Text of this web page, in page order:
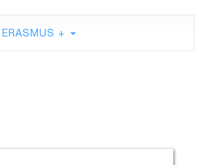
ERASMUS +